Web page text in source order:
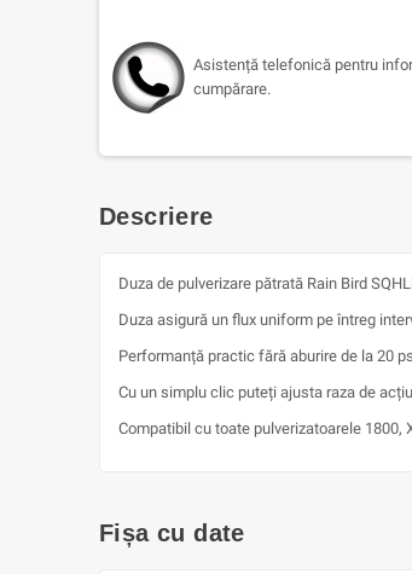
Asistență telefonică pentru
cumpărare.
Descriere
Duza de pulverizare pătrată Rain Bird
Duza asigură un flux uniform pe întreg
Performanță practic fără aburire de la 20
Cu un simplu clic puteți ajusta raza de
Compatibil cu toate pulverizatoarele 1800,
Fișa cu date